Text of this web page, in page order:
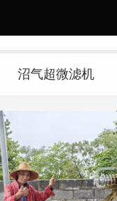
沼气超微滤机